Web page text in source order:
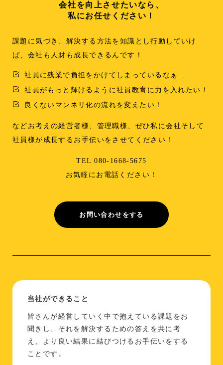
会社を向上させたいなら、
私にお任せください！
課題に気づき、解決する方法を知識とし行動していけ
ば、会社も人財も成長できるんです！
社員に残業で負担をかけてしまっているなぁ…
社員がもっと輝けるように社員教育に力を入れたい！
良くないマンネリ化の流れを変えたい！
などお考えの経営者様、管理職様、ぜひ私に会社そして
社員様が成長するお手伝いをさせてください！
TEL 080-1668-5675
お気軽にお電話ください！
お問い合わせをする
当社ができること
皆さんが経営していく中で抱えている課題をお
聞きし、それを解決するための答えを共に考
え、より良い結果に結びつけるお手伝いをする
ことです。